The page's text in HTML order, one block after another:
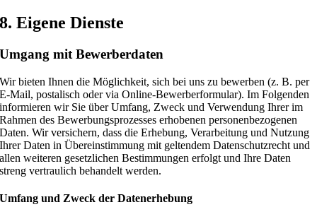
8. Eigene Dienste
Umgang mit Bewerberdaten
Wir bieten Ihnen die Möglichkeit, sich bei uns zu bewerben (z. B. per
E-Mail, postalisch oder via Online-Bewerberformular). Im Folgenden
informieren wir Sie über Umfang, Zweck und Verwendung Ihrer im
Rahmen des Bewerbungsprozesses erhobenen personenbezogenen
Daten. Wir versichern, dass die Erhebung, Verarbeitung und Nutzung
Ihrer Daten in Übereinstimmung mit geltendem Datenschutzrecht und
allen weiteren gesetzlichen Bestimmungen erfolgt und Ihre Daten
streng vertraulich behandelt werden.
Umfang und Zweck der Datenerhebung